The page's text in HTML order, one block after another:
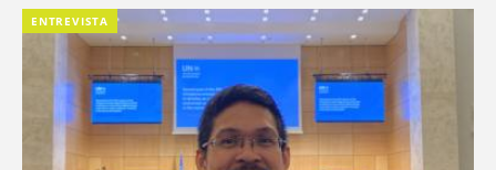
ENTREVISTA